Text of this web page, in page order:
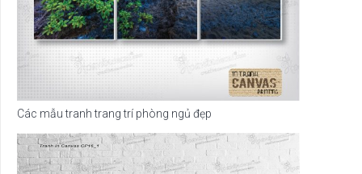
Các mẫu tranh trang trí phòng ngủ đẹp